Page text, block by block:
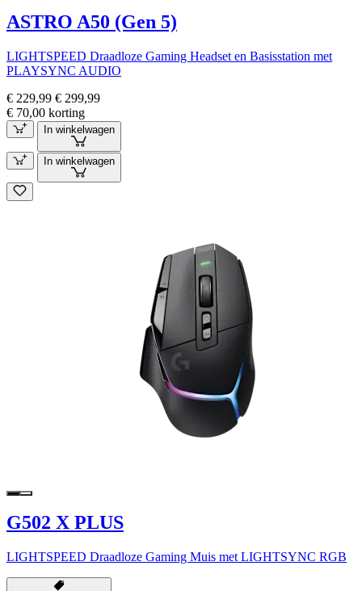
ASTRO A50 (Gen 5)
LIGHTSPEED Draadloze Gaming Headset en Basisstation met
PLAYSYNC AUDIO
€ 229,99 € 299,99
€ 70,00 korting
In winkelwagen
In winkelwagen
G502 X PLUS
LIGHTSPEED Draadloze Gaming Muis met LIGHTSYNC RGB